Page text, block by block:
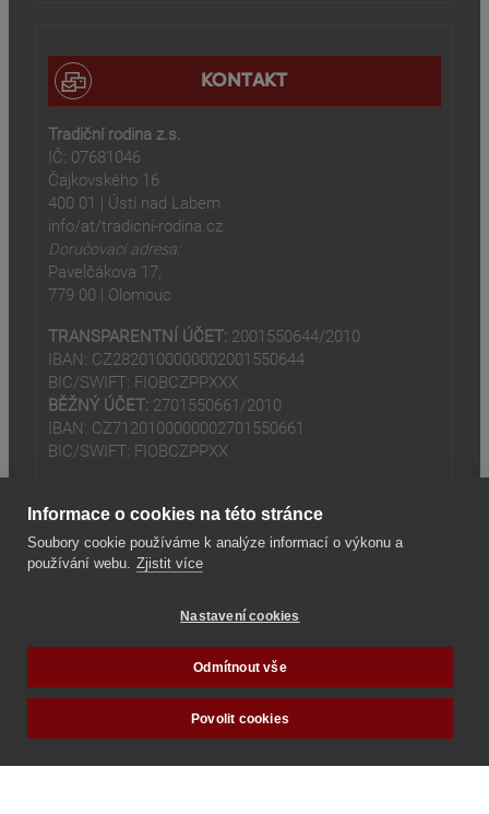
KONTAKT
Tradiční rodina z.s.
IČ: 07681046
Čajkovského 16
400 01 | Ústí nad Labem
info/at/tradicni-rodina.cz
Doručovací adresa:
Pavelčákova 17,
779 00 | Olomouc
TRANSPARENTNÍ ÚČET: 2001550644/2010
IBAN: CZ2820100000002001550644
BIC/SWIFT: FIOBCZPPXXX
BĚŽNÝ ÚČET: 2701550661/2010
IBAN: CZ7120100000002701550661
BIC/SWIFT: FIOBCZPPXX
Seznam odkazů
(odkaz je externí)
Informace o cookies na této stránce
Soubory cookie používáme k analýze informací o výkonu a
používání webu. Zjistit více
Nastavení cookies
Odmítnout vše
Povolit cookies